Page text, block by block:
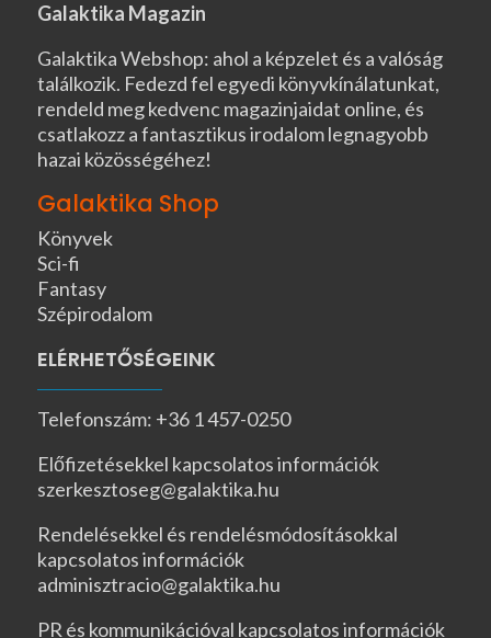
Galaktika Magazin
Galaktika Webshop: ahol a képzelet és a valóság
találkozik. Fedezd fel egyedi könyvkínálatunkat,
rendeld meg kedvenc magazinjaidat online, és
csatlakozz a fantasztikus irodalom legnagyobb
hazai közösségéhez!
Galaktika Shop
Könyvek
Sci-fi
Fantasy
Szépirodalom
ELÉRHETŐSÉGEINK
Telefonszám: +36 1 457-0250
Előfizetésekkel kapcsolatos információk
szerkesztoseg@galaktika.hu
Rendelésekkel és rendelésmódosításokkal
kapcsolatos információk
adminisztracio@galaktika.hu
PR és kommunikációval kapcsolatos információk